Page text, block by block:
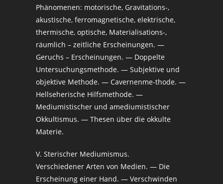
Phänomenen: motorische, Gravitations-,
akustische, ferromagnetische, elektrische,
thermische, optische, Materialisations-,
räumlich – zeitliche Erscheinungen. —
Geruchs – Erscheinungen. — Doppelte
Untersuchungsmethode. — Subjektive und
objektive Methode. — Cavernenme-thode. —
Hellseherische Hilfsmethode. —
Mediumistischer und amediumistischer
Okkultismus. — Thesen über die okkulte
Materie.
V. Sterischer Mediumismus.
Verschiedener Arten von Medien. — Die
Erscheinung einer Hand. — Verschwinden